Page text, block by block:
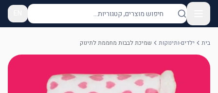
בית ילדים-ותינוקות שמיכת לבבות מחממת לתינוק